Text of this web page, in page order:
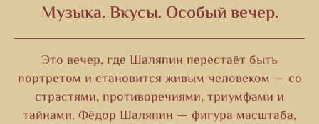
Музыка. Вкусы. Особый вечер.
Это вечер, где Шаляпин перестаёт быть
портретом и становится живым человеком — со
страстями, противоречиями, триумфами и
тайнами. Фёдор Шаляпин — фигура масштаба,